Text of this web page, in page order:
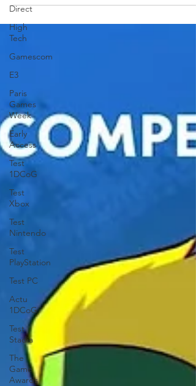
Direct
High
Tech
Gamescom
E3
Paris
Games
Week
Early
Access
Test
1DCoG
Test
Xbox
Test
Nintendo
Test
PlayStation
Test PC
Actu
1DCoG
Test
Stadia
The
Game
Awards
d'action-aventure axé sur l'Histoire, imaginé
par le directeur créatif Patrice Désilets. Sorti
sous la bannière de la Nouvelle Lune, ce
dernier épisode explore la manière dont
XVIIe siècle, en particulier de l'âge d'or